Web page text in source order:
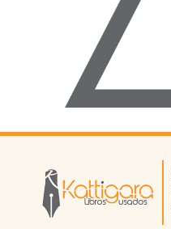
Librería Kattigara